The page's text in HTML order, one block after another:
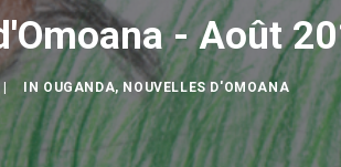
- Août
IN OUGANDA, NOUVELLES D'OMOANA